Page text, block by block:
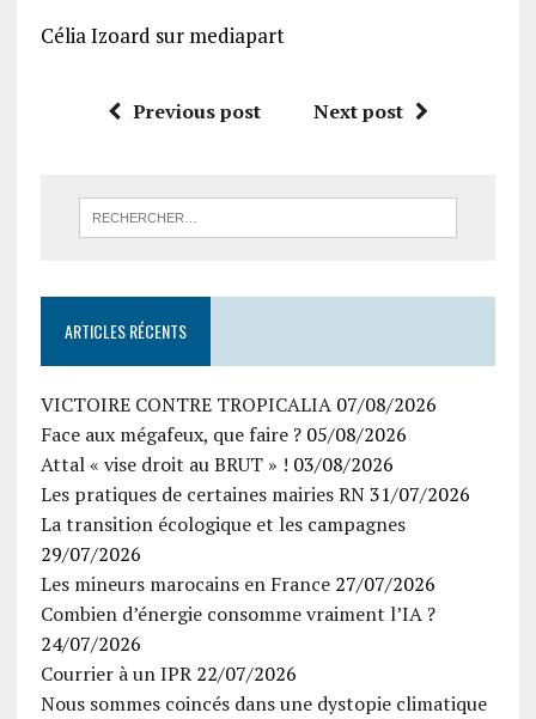
Célia Izoard sur mediapart
Previous post Next post
ARTICLES RÉCENTS
VICTOIRE CONTRE TROPICALIA 07/08/2026
Face aux mégafeux, que faire ? 05/08/2026
Attal « vise droit au BRUT » ! 03/08/2026
Les pratiques de certaines mairies RN 31/07/2026
La transition écologique et les campagnes
29/07/2026
Les mineurs marocains en France 27/07/2026
Combien d’énergie consomme vraiment l’IA ?
24/07/2026
Courrier à un IPR 22/07/2026
Nous sommes coincés dans une dystopie climatique